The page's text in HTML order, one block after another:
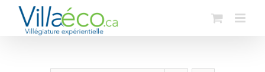
Passer
contenu